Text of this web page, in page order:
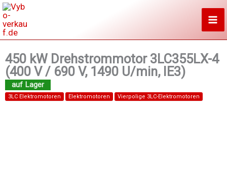
Zum
Inhalt
springen
450 kW Drehstrommotor 3LC355LX-4
(400 V / 690 V, 1490 U/min, IE3)
3LC Elektromotoren Elektromotoren Vierpolige 3LC-Elektromotoren